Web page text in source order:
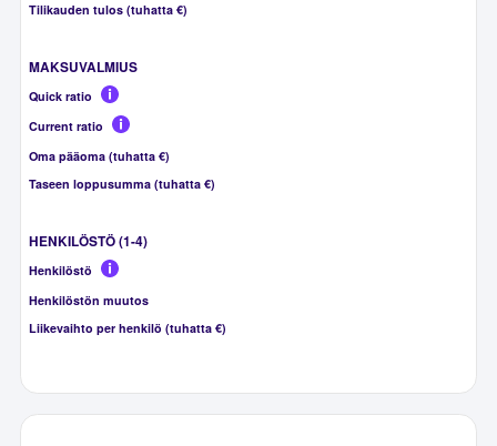
Tilikauden tulos (tuhatta €)
MAKSUVALMIUS
Quick ratio
Current ratio
Oma pääoma (tuhatta €)
Taseen loppusumma (tuhatta €)
HENKILÖSTÖ (1-4)
Henkilöstö
Henkilöstön muutos
Liikevaihto per henkilö (tuhatta €)